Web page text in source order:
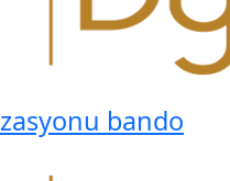
bando